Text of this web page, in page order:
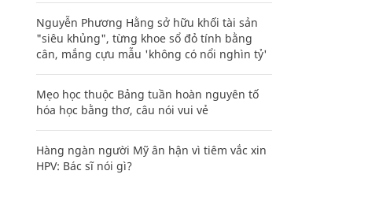
Nguyễn Phương Hằng sở hữu khối tài sản
"siêu khủng", từng khoe sổ đỏ tính bằng
cân, mắng cựu mẫu 'không có nổi nghìn tỷ'
Mẹo học thuộc Bảng tuần hoàn nguyên tố
hóa học bằng thơ, câu nói vui vẻ
Hàng ngàn người Mỹ ân hận vì tiêm vắc xin
HPV: Bác sĩ nói gì?